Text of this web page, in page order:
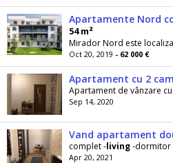
54 m²
Mirador Nord este
Oct 20, 2019 - 62 000 €
Apartament de vânzare
Sep 14, 2020
complet -living-dormitor cu
Apr 20, 2021